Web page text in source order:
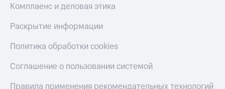
Комплаенс и деловая этика
Раскрытие информации
Политика обработки cookies
Соглашение о пользовании системой